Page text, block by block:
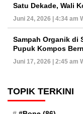
Satu Dekade, Wali
Juni 24, 2026 | 4:34 am
Sampah Organik di
Pupuk Kompos
Juni 17, 2026 | 2:45 am
TOPIK TERKINI